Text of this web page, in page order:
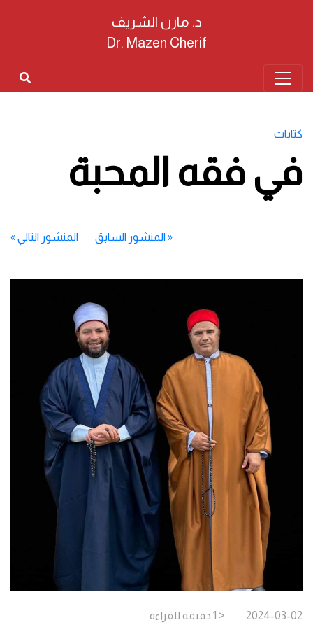
د. مازن الشريف
Dr. Mazen Cherif
كتابات
في فقه المحبة
«المنشور السابق المنشور التالي »
2024-03-02
< 1 دقيقة للقراءة